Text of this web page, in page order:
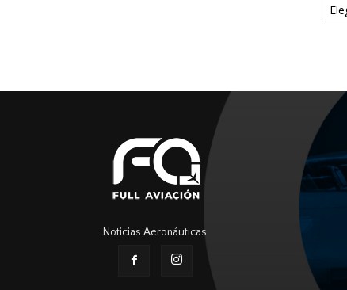
Noticias Aeronáuticas